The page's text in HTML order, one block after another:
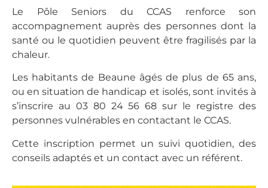
Le Pôle Seniors du CCAS renforce son
accompagnement auprès des personnes dont la
santé ou le quotidien peuvent être fragilisés par la
chaleur.
Les habitants de Beaune âgés de plus de 65 ans,
ou en situation de handicap et isolés, sont invités à
s’inscrire au 03 80 24 56 68 sur le registre des
personnes vulnérables en contactant le CCAS.
Cette inscription permet un suivi quotidien, des
conseils adaptés et un contact avec un référent.